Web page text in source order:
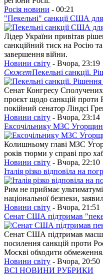
Росія новини - 00:21
"Пекельні" санкції США
Лідер України привітав
санкційний тиск на Росію
завершення війни.
Новини світу - Вчора, 23:19
СюжетПекельні санкції.
Сенат Конгресу
проєкт щодо санкцій проти
покійний сенатор Ліндсі
Новини світу - Вчора, 23:14
Ексочільнику МЗС
Колишньому главі МЗС
років тюрми у справі про
Новини світу - Вчора, 22:10
Італія різко відповіла на
Рим не приймає
національної безпеки,
Новини світу - Вчора, 21:51
Сенат США підтримав
Сенат США підтримав
посилення санкцій проти
Москві обходити обмеження.
Новини світу - Вчора, 20:50
ВСІ НОВИНИ РУБРИКИ